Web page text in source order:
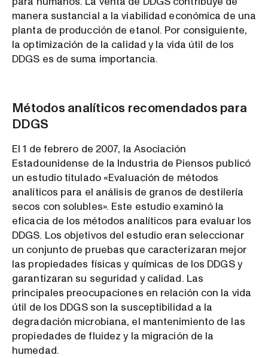
manera sustancial a la viabilidad económica de una
planta de producción de etanol. Por consiguiente,
la optimización de la calidad y la vida útil de los
DDGS es de suma importancia.
Métodos analíticos recomendados para
DDGS
El 1 de febrero de 2007, la Asociación
Estadounidense de la Industria de Piensos publicó
un estudio titulado «Evaluación de métodos
analíticos para el análisis de granos de destilería
secos con solubles». Este estudio examinó la
eficacia de los métodos analíticos para evaluar los
DDGS. Los objetivos del estudio eran seleccionar
un conjunto de pruebas que caracterizaran mejor
las propiedades físicas y químicas de los DDGS y
garantizaran su seguridad y calidad. Las
principales preocupaciones en relación con la vida
útil de los DDGS son la susceptibilidad a la
degradación microbiana, el mantenimiento de las
propiedades de fluidez y la migración de la
humedad.